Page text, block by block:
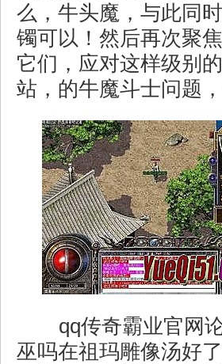
么，牛头魔，与此同
镯可以！然后再次聚
它们，应对这样级别
站，的牛魔斗士问题
qq传奇霸业官网
巫吗在祖玛雕像汤好